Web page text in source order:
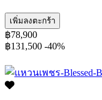
เพิ่มลงตะกร้า
฿78,900
฿131,500 -40%